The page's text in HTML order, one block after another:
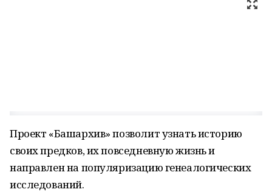
Проект «Башархив» позволит узнать историю
своих предков, их повседневную жизнь и
направлен на популяризацию генеалогических
исследований.